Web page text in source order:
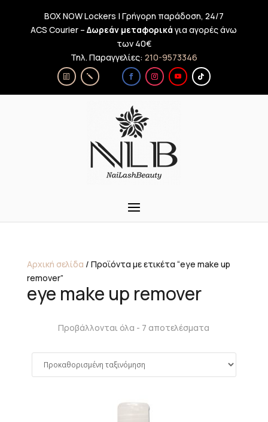
BOX NOW Lockers | Γρήγορη παράδοση, 24/7
ACS Courier –Δωρεάν μεταφορικά για αγορές άνω
των 40€
Τηλ. Παραγγελίες: 210-9573346
Αρχική σελίδα / Προϊόντα με ετικέτα “eye make up
remover”
eye make up remover
Προβάλλονται όλα - 7 αποτελέσματα